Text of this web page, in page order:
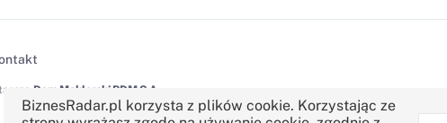
Dom Maklerski BDM S.A.
BiznesRadar.pl korzysta z plików cookie. Korzystając ze